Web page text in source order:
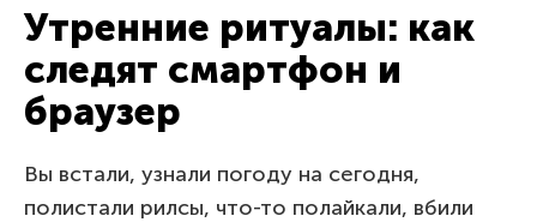
Утренние ритуалы: как
следят смартфон и
браузер
Вы встали, узнали погоду на сегодня,
полистали рилсы, что-то полайкали, вбили